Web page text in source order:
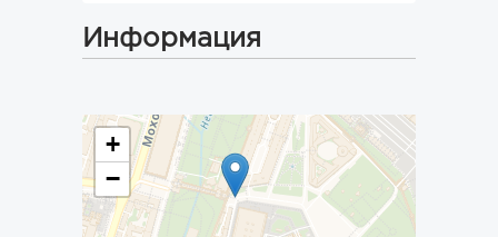
Информация
+
−